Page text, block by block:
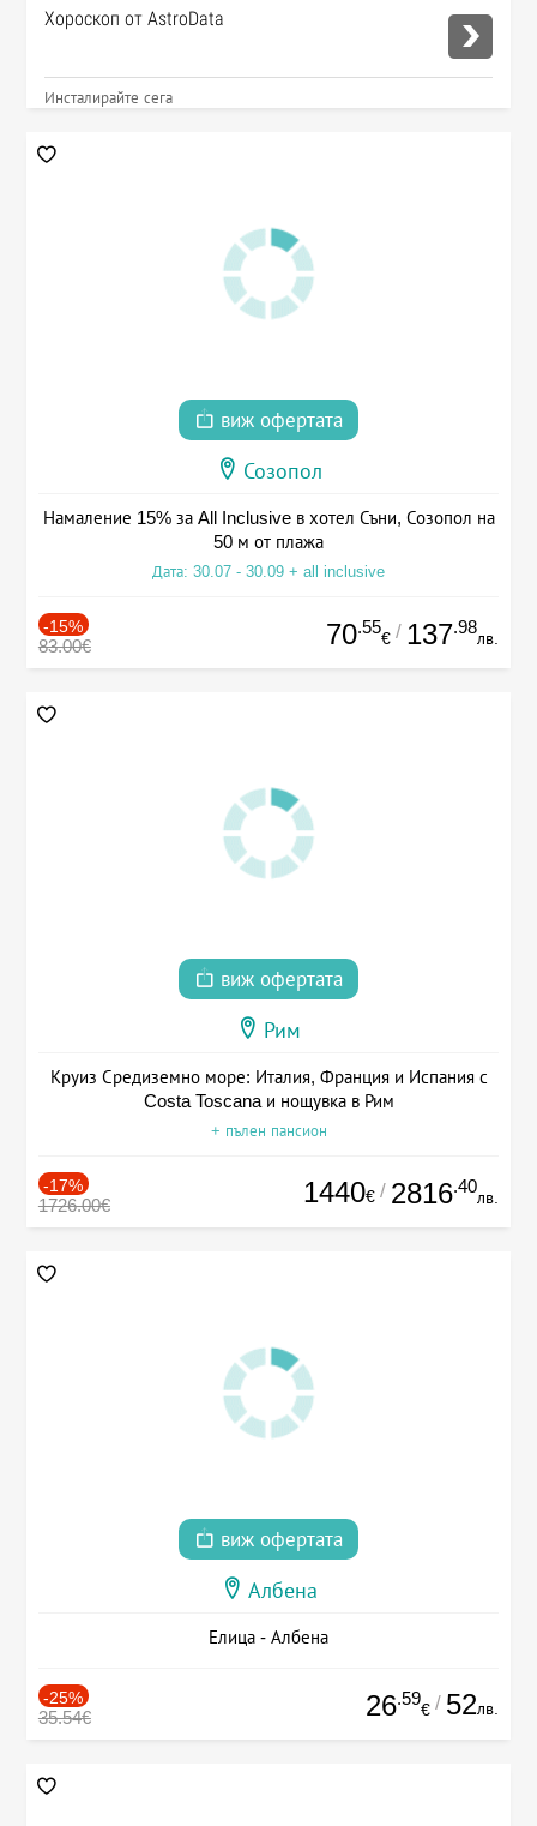
Хороскоп от AstroData
Инсталирайте сега
виж офертата
Созопол
Намаление 15% за All Inclusive в хотел Съни, Созопол на
50 м от плажа
Дата: 30.07 - 30.09 + all inclusive
-15%
83.00€ 70.55
€ / 137.98
лв.
виж офертата
Рим
Круиз Средиземно море: Италия, Франция и Испания с
Costa Toscana и нощувка в Рим
+ пълен пансион
-17%
1726.00€ 1440€ / 2816.40
лв.
виж офертата
Албена
Елица - Албена
-25%
35.54€ 26.59
€ / 52лв.